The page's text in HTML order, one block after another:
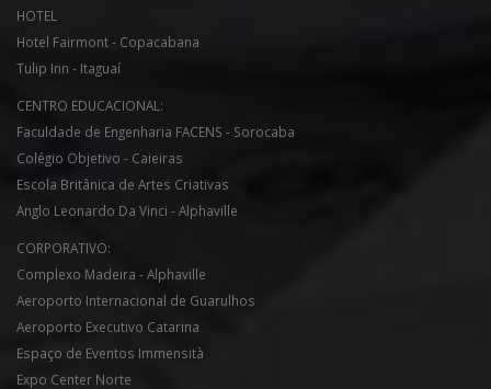
HOTEL
Hotel Fairmont - Copacabana
Tulip Inn - Itaguaí
CENTRO EDUCACIONAL:
Faculdade de Engenharia FACENS - Sorocaba
Colégio Objetivo - Caieiras
Escola Britânica de Artes Criativas
Anglo Leonardo Da Vinci - Alphaville
CORPORATIVO:
Complexo Madeira - Alphaville
Aeroporto Internacional de Guarulhos
Aeroporto Executivo Catarina
Espaço de Eventos Immensità
Expo Center Norte